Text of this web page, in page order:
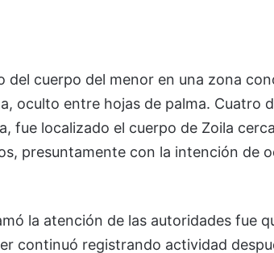
del cuerpo del menor en una zona
oculto entre hojas de palma. Cuatro
fue localizado el cuerpo de Zoila
presuntamente con la intención de
la atención de las autoridades fue
continuó registrando actividad